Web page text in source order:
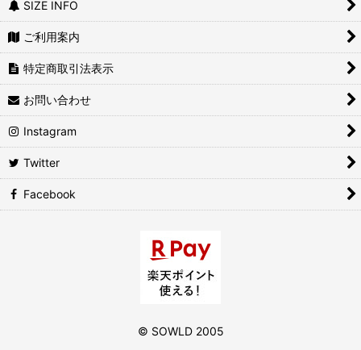
SIZE INFO
ご利用案内
特定商取引法表示
お問い合わせ
Instagram
Twitter
Facebook
©️ SOWLD 2005